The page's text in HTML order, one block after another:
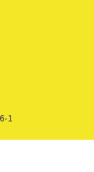
1